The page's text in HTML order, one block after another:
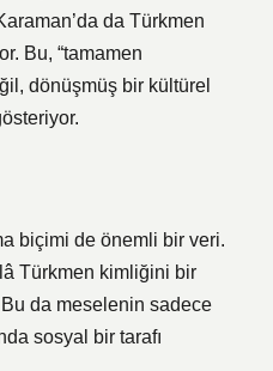
da Türkmen
Bu, “tamamen
dönüşmüş bir kültürel
biçimi de önemli bir veri.
Türkmen kimliğini bir
da meselenin sadece
sosyal bir tarafı